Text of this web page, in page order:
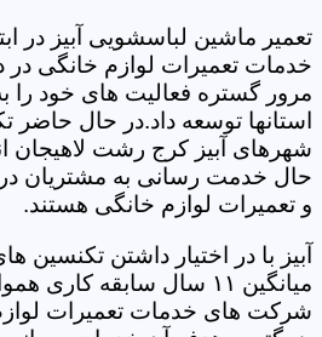
تعمیر ماشین لباسشویی آبیز در
خدمات تعمیرات لوازم خانگی در
مرور گستره فعالیت های خود را
استانها توسعه داد.در حال حاضر
شهرهای آبیز کرج رشت لاهیجان
حال خدمت رسانی به مشتریان
و تعمیرات لوازم خانگی هستند.
آبیز با در اختیار داشتن تکنسین
میانگین ۱۱ سال سابقه
شرکت های خدمات تعمیرات